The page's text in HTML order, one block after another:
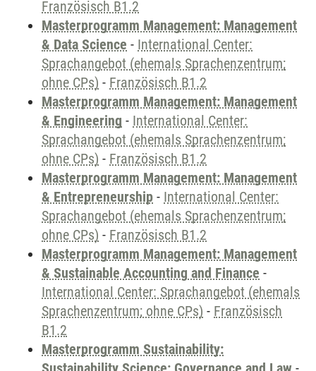
Französisch B1.2
Masterprogramm Management: Management
& Data Science - International Center:
Sprachangebot (ehemals Sprachenzentrum;
ohne CPs) - Französisch B1.2
Masterprogramm Management: Management
& Engineering - International Center:
Sprachangebot (ehemals Sprachenzentrum;
ohne CPs) - Französisch B1.2
Masterprogramm Management: Management
& Entrepreneurship - International Center:
Sprachangebot (ehemals Sprachenzentrum;
ohne CPs) - Französisch B1.2
Masterprogramm Management: Management
& Sustainable Accounting and Finance -
International Center: Sprachangebot (ehemals
Sprachenzentrum; ohne CPs) - Französisch
B1.2
Masterprogramm Sustainability: